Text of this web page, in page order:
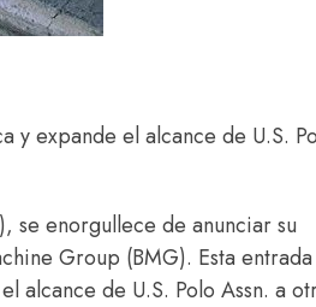
y expande el alcance de U.S.
se enorgullece de anunciar su
Group (BMG). Esta entrada
alcance de U.S. Polo Assn. a